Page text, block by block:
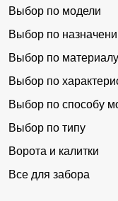
Выбор по модели
Выбор по
Выбор по материалу
Выбор по
Выбор по способу
Выбор по типу
Ворота и калитки
Все для забора